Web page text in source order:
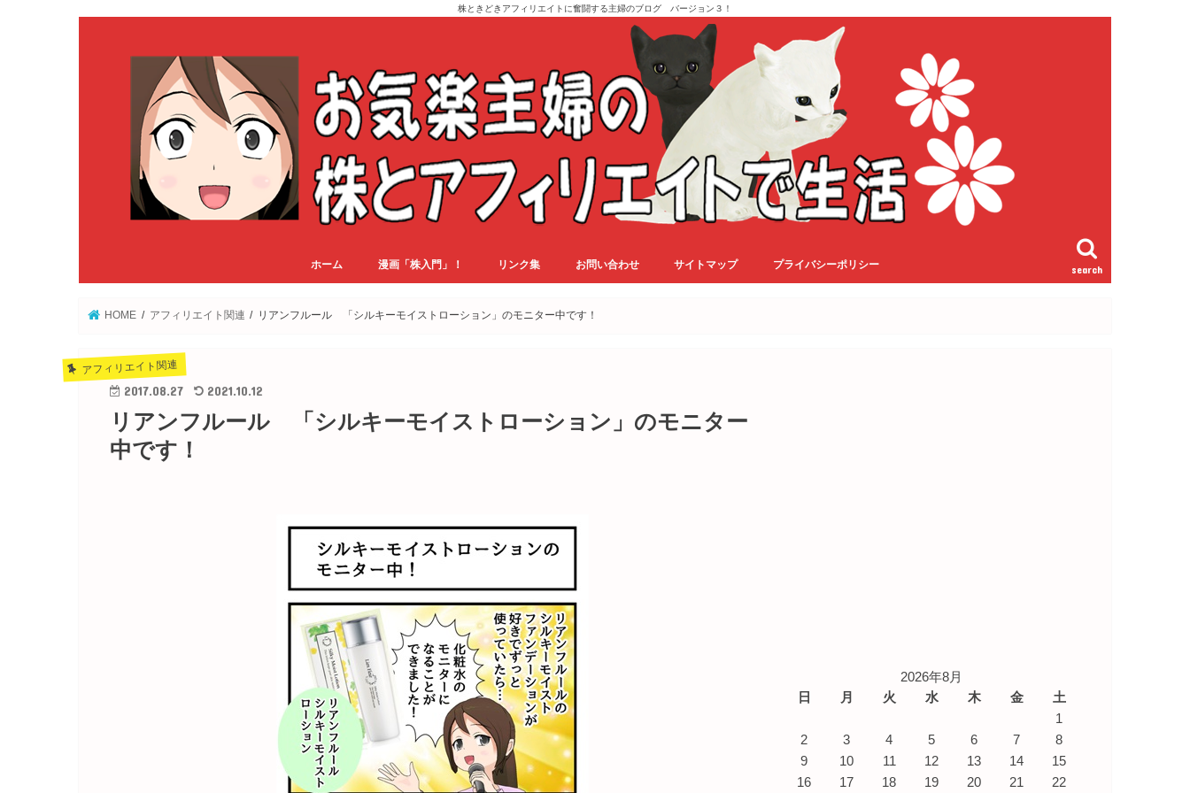
株ときどきアフィリエイトに奮闘する主婦のブログ バージョン３！
search
ホーム 漫画「株入門」！ リンク集 お問い合わせ サイトマップ プライバシーポリシー
HOME アフィリエイト関連 リアンフルール 「シルキーモイストローション」のモニター中です！
アフィリエイト関連
2017.08.27 2021.10.12
リアンフルール 「シルキーモイストローション」のモニター
中です！
2026年8月
日
月 火 水 木 金
土
1
2
3 4 5 6 7
8
9
10 11 12 13 14
15
16
17 18 19 20 21 22